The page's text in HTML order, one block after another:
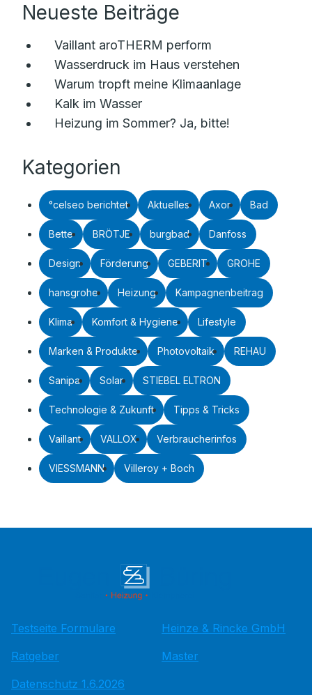
Neueste Beiträge
Vaillant aroTHERM perform
Wasserdruck im Haus verstehen
Warum tropft meine Klimaanlage
Kalk im Wasser
Heizung im Sommer? Ja, bitte!
Kategorien
°celseo berichtet Aktuelles Axor Bad
Bette BRÖTJE burgbad Danfoss
Design Förderung GEBERIT GROHE
hansgrohe Heizung Kampagnenbeitrag
Klima Komfort & Hygiene Lifestyle
Marken & Produkte Photovoltaik REHAU
Sanipa Solar STIEBEL ELTRON
Technologie & Zukunft Tipps & Tricks
Vaillant VALLOX Verbraucherinfos
VIESSMANN Villeroy + Boch
Testseite Formulare
Ratgeber
Datenschutz 1.6.2026
Heinze & Rincke GmbH
Master